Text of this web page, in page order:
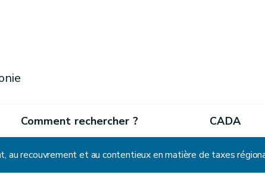
Comment rechercher ? CADA